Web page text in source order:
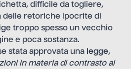
difficile da togliere,
delle retoriche ipocrite di
troppo spesso un vecchio
e poca sostanza.
stata approvata una legge,
in materia di contrasto ai